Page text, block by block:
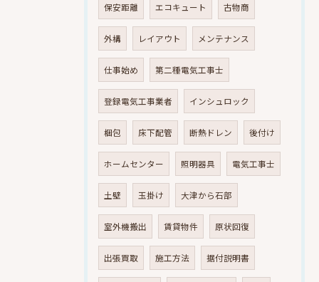
保安距離 エコキュート 古物商
外構 レイアウト メンテナンス
仕事始め 第二種電気工事士
登録電気工事業者 インシュロック
梱包 床下配管 断熱ドレン 後付け
ホームセンター 照明器具 電気工事士
土壁 玉掛け 大津から石部
室外機搬出 賃貸物件 原状回復
出張買取 施工方法 据付説明書